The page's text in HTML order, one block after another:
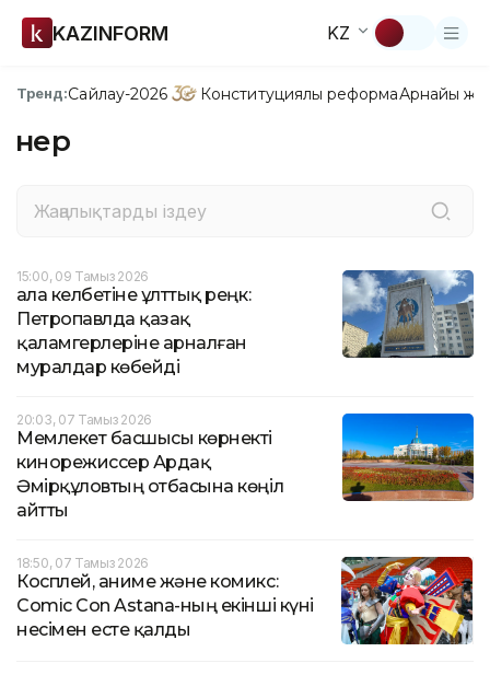
KAZINFORM KZ
Тренд:Сайлау-2026 Конституциялық реформаАрнайы
Өнер
15:00, 09 Тамыз 2026
Қала келбетіне ұлттық реңк:
Петропавлда қазақ
қаламгерлеріне арналған
муралдар көбейді
20:03, 07 Тамыз 2026
Мемлекет басшысы көрнекті
кинорежиссер Ардақ
Әмірқұловтың отбасына көңіл
айтты
18:50, 07 Тамыз 2026
Косплей, аниме және комикс:
Comic Con Astana-ның екінші күні
несімен есте қалды